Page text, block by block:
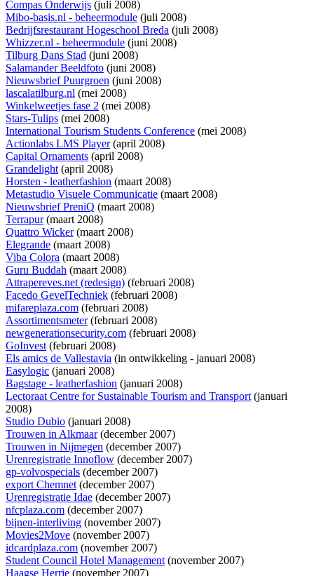
Compas Onderwijs (juli 2008)
Mibo-basis.nl - beheermodule (juli 2008)
Bedrijfsrestaurant Hogeschool Breda (juli 2008)
Whizzer.nl - beheermodule (juni 2008)
Tilburg Dans Stad (juni 2008)
Salamander Beeldfoto (juni 2008)
Nieuwsbrief Puurgroen (juni 2008)
lascalatilburg.nl (mei 2008)
Winkelweetjes fase 2 (mei 2008)
Stars-Tulips (mei 2008)
International Tourism Students Conference (mei 2008)
Actionlabs LMS Player(april 2008)
Capital Ornaments (april 2008)
Grandelight(april 2008)
Horsten - leatherfashion (maart 2008)
Metastudio Visuele Communicatie (maart 2008)
Nieuwsbrief PreniQ (maart 2008)
Terrapur(maart 2008)
Quattro Wicker(maart 2008)
Elegrande (maart 2008)
Viba Colora (maart 2008)
Guru Buddah (maart 2008)
Attrapereves.net (redesign) (februari 2008)
Facedo GevelTechniek (februari 2008)
mifareplaza.com (februari 2008)
Assortimentsmeter(februari 2008)
newgenerationsecurity.com (februari 2008)
GoInvest(februari 2008)
Els amics de Vallestavia (in ontwikkeling - januari 2008)
Easylogic (januari 2008)
Bagstage - leatherfashion (januari 2008)
Lectoraat Centre for Sustainable Tourism and Transport(januari
2008)
Studio Dubio (januari 2008)
Trouwen in Alkmaar(december 2007)
Trouwen in Nijmegen (december 2007)
Urenregistratie Innoflow (december 2007)
gp-volvospecials (december 2007)
export Chemnet(december 2007)
Urenregistratie Idae (december 2007)
nfcplaza.com (december 2007)
bijnen-interliving (november 2007)
Movies2Move (november 2007)
idcardplaza.com (november 2007)
Student Council Hotel Management(november 2007)
Haagse Herrie (november 2007)